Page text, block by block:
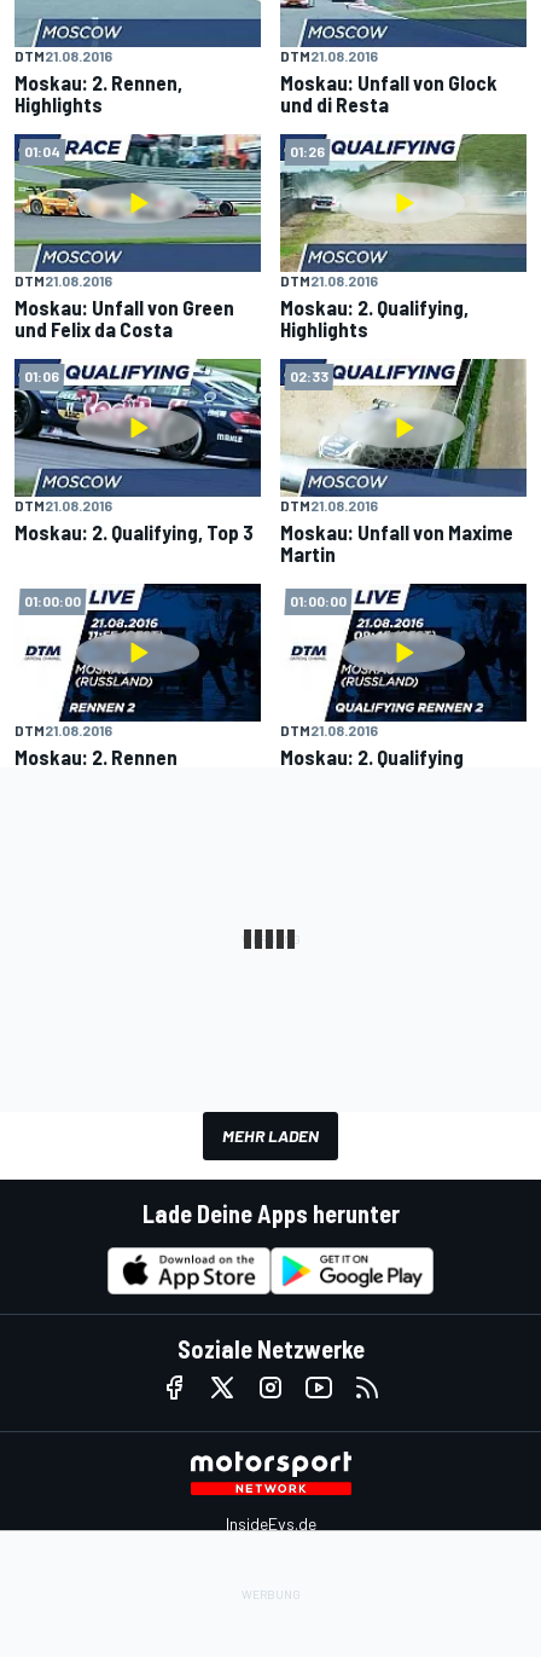
DTM21.08.2016
Moskau: 2. Rennen,
Highlights
DTM21.08.2016
Moskau: Unfall von Glock
und di Resta
01:04
DTM21.08.2016
Moskau: Unfall von Green
und Felix da Costa
01:26
DTM21.08.2016
Moskau: 2. Qualifying,
Highlights
01:06
DTM21.08.2016
Moskau: 2. Qualifying, Top 3
02:33
DTM21.08.2016
Moskau: Unfall von Maxime
Martin
01:00:00
DTM21.08.2016
Moskau: 2. Rennen
01:00:00
DTM21.08.2016
Moskau: 2. Qualifying
MEHR LADEN
Lade Deine Apps herunter
Soziale Netzwerke
InsideEvs.de
Motorsportstats.com